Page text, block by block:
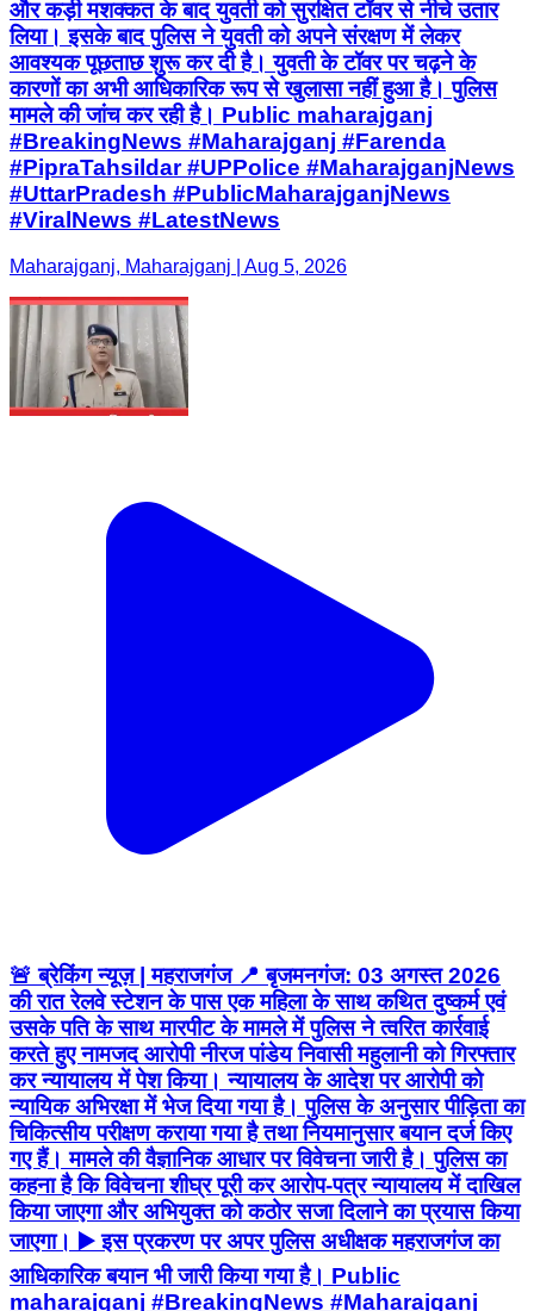
और कड़ी मशक्कत के बाद युवती को सुरक्षित टॉवर से नीचे उतार
लिया। इसके बाद पुलिस ने युवती को अपने संरक्षण में लेकर
आवश्यक पूछताछ शुरू कर दी है। युवती के टॉवर पर चढ़ने के
कारणों का अभी आधिकारिक रूप से खुलासा नहीं हुआ है। पुलिस
मामले की जांच कर रही है। Public maharajganj
#BreakingNews #Maharajganj #Farenda
#PipraTahsildar #UPPolice #MaharajganjNews
#UttarPradesh #PublicMaharajganjNews
#ViralNews #LatestNews
Maharajganj, Maharajganj | Aug 5, 2026
🚨 ब्रेकिंग न्यूज़ | महराजगंज 📍 बृजमनगंज: 03 अगस्त 2026
की रात रेलवे स्टेशन के पास एक महिला के साथ कथित दुष्कर्म एवं
उसके पति के साथ मारपीट के मामले में पुलिस ने त्वरित कार्रवाई
करते हुए नामजद आरोपी नीरज पांडेय निवासी महुलानी को गिरफ्तार
कर न्यायालय में पेश किया। न्यायालय के आदेश पर आरोपी को
न्यायिक अभिरक्षा में भेज दिया गया है। पुलिस के अनुसार पीड़िता का
चिकित्सीय परीक्षण कराया गया है तथा नियमानुसार बयान दर्ज किए
गए हैं। मामले की वैज्ञानिक आधार पर विवेचना जारी है। पुलिस का
कहना है कि विवेचना शीघ्र पूरी कर आरोप-पत्र न्यायालय में दाखिल
किया जाएगा और अभियुक्त को कठोर सजा दिलाने का प्रयास किया
जाएगा। ▶️ इस प्रकरण पर अपर पुलिस अधीक्षक महराजगंज का
आधिकारिक बयान भी जारी किया गया है। Public
maharajganj #BreakingNews #Maharajganj